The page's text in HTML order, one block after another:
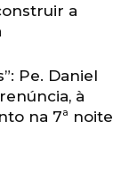
a
Pe. Daniel
à
na 7ª noite